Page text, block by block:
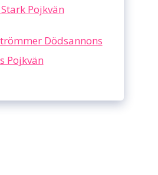
Pojkvän
Dödsannons
Pojkvän